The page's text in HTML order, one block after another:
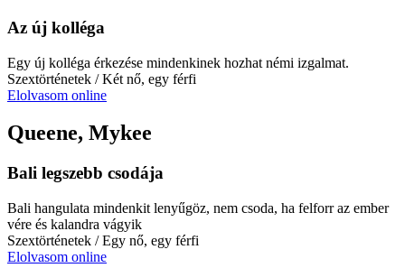
Az új kolléga
Egy új kolléga érkezése mindenkinek hozhat némi izgalmat.
Szextörténetek / Két nő, egy férfi
Elolvasom online
Queene, Mykee
Bali legszebb csodája
Bali hangulata mindenkit lenyűgöz, nem csoda, ha felforr az ember
vére és kalandra vágyik
Szextörténetek / Egy nő, egy férfi
Elolvasom online